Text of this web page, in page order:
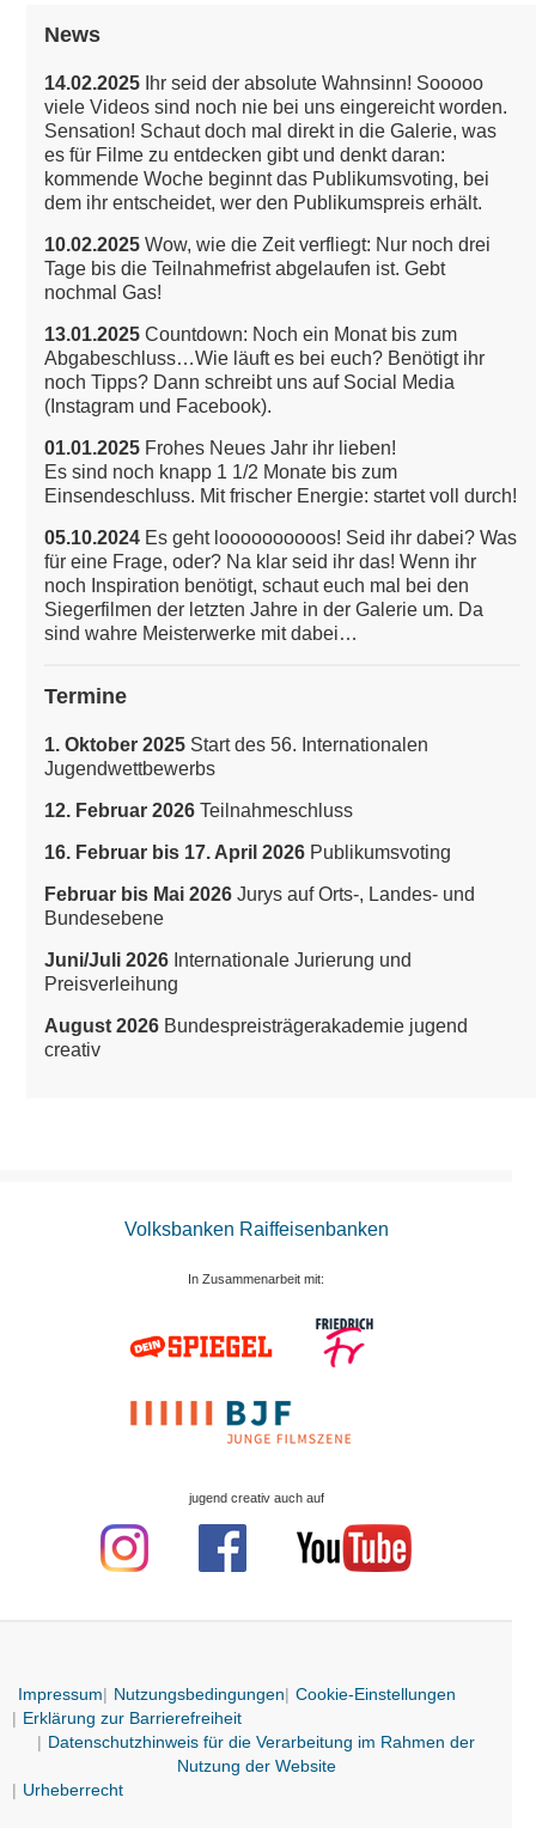
News
14.02.2025 Ihr seid der absolute Wahnsinn! Sooooo
viele Videos sind noch nie bei uns eingereicht worden.
Sensation! Schaut doch mal direkt in die Galerie, was
es für Filme zu entdecken gibt und denkt daran:
kommende Woche beginnt das Publikumsvoting, bei
dem ihr entscheidet, wer den Publikumspreis erhält.
10.02.2025 Wow, wie die Zeit verfliegt: Nur noch drei
Tage bis die Teilnahmefrist abgelaufen ist. Gebt
nochmal Gas!
13.01.2025 Countdown: Noch ein Monat bis zum
Abgabeschluss…Wie läuft es bei euch? Benötigt ihr
noch Tipps? Dann schreibt uns auf Social Media
(Instagram und Facebook).
01.01.2025 Frohes Neues Jahr ihr lieben!
Es sind noch knapp 1 1/2 Monate bis zum
Einsendeschluss. Mit frischer Energie: startet voll durch!
05.10.2024 Es geht loooooooooos! Seid ihr dabei? Was
für eine Frage, oder? Na klar seid ihr das! Wenn ihr
noch Inspiration benötigt, schaut euch mal bei den
Siegerfilmen der letzten Jahre in der Galerie um. Da
sind wahre Meisterwerke mit dabei…
Termine
1. Oktober 2025 Start des 56. Internationalen
Jugendwettbewerbs
12. Februar 2026 Teilnahmeschluss
16. Februar bis 17. April 2026 Publikumsvoting
Februar bis Mai 2026 Jurys auf Orts-, Landes- und
Bundesebene
Juni/Juli 2026 Internationale Jurierung und
Preisverleihung
August 2026 Bundespreisträgerakademie jugend
creativ
Volksbanken Raiffeisenbanken
In Zusammenarbeit mit:
jugend creativ auch auf
Impressum Nutzungsbedingungen
Cookie-Einstellungen
Erklärung zur Barrierefreiheit
Datenschutzhinweis für die Verarbeitung im Rahmen der
Nutzung der Website
Urheberrecht